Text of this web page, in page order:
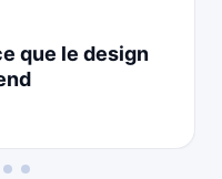
que le design